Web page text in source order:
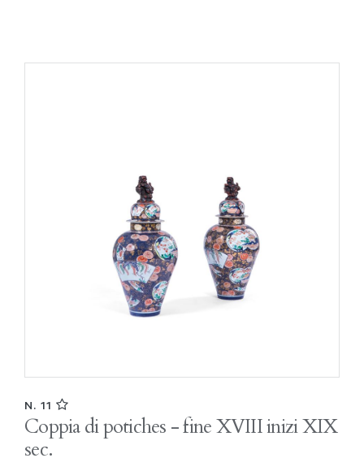
N. 11
Coppia di potiches - fine XVIII inizi XIX
sec.